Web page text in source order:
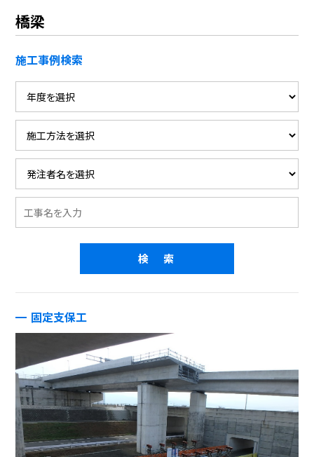
橋梁
施工事例検索
固定支保工